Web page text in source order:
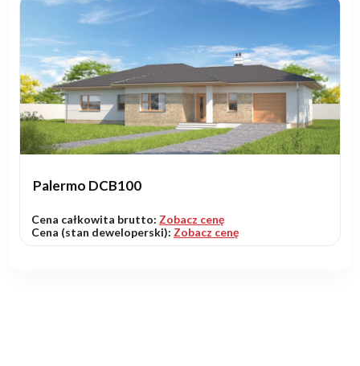
Palermo DCB100
Cena całkowita brutto: Zobacz cenę
Cena (stan deweloperski): Zobacz cenę